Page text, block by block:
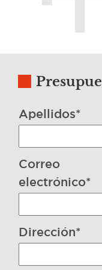
Apellidos*
Correo
electrónico*
Dirección*